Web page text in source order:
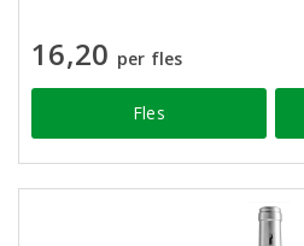
16,20 per fles
Fles